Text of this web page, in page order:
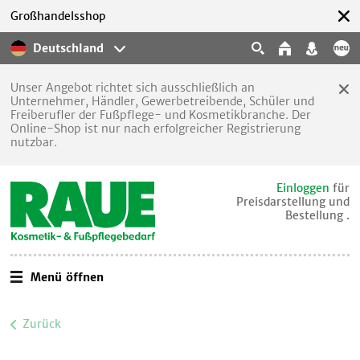
Deutschland
Großhandelsshop
Unser Angebot richtet sich ausschließlich an
Unternehmer, Händler, Gewerbetreibende, Schüler und
Freiberufler der Fußpflege- und Kosmetikbranche. Der
Online-Shop ist nur nach erfolgreicher Registrierung
nutzbar.
Einloggen für
Preisdarstellung und
Bestellung .
Menü öffnen
Zurück